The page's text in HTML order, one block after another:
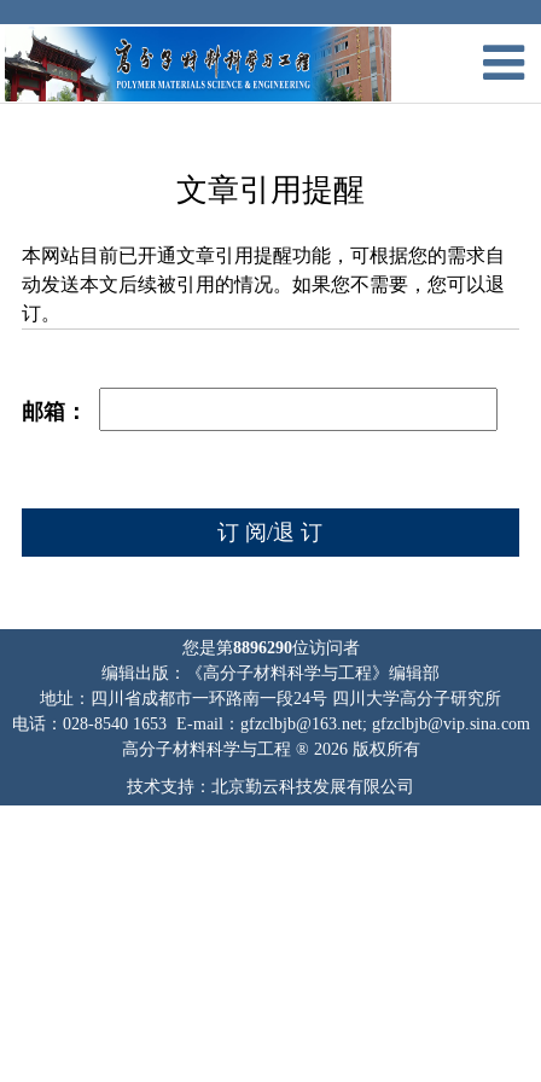
文章引用提醒
本网站目前已开通文章引用提醒功能，可根据您的需求自
动发送本文后续被引用的情况。如果您不需要，您可以退
订。
邮箱：
您是第8896290位访问者
编辑出版：《高分子材料科学与工程》编辑部
地址：四川省成都市一环路南一段24号 四川大学高分子研究所
电话：028-8540 1653 E-mail：gfzclbjb@163.net; gfzclbjb@vip.sina.com
高分子材料科学与工程 ® 2026 版权所有
技术支持：北京勤云科技发展有限公司